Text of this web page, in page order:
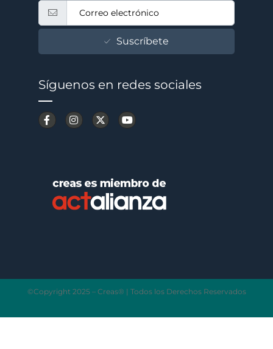
Suscríbete
Síguenos en redes sociales
©Copyright 2025 – Creas® | Todos los Derechos Reservados